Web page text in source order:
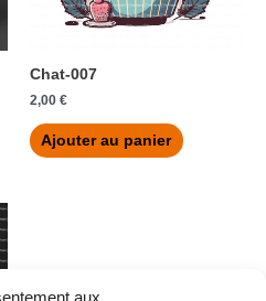
aux
Chat-007
2,00 €
Ajouter au panier